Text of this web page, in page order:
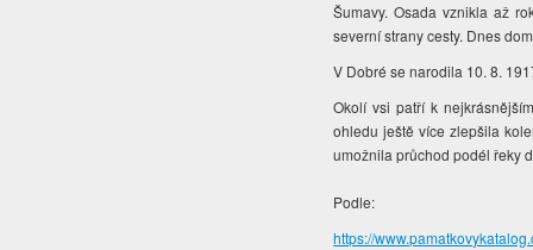
Šumavy. Osada vznikla až
severní strany cesty. Dnes
V Dobré se narodila 10. 8.
Okolí vsi patří k
ohledu ještě více zlepšila
umožnila průchod podél řeky
Podle:
https://